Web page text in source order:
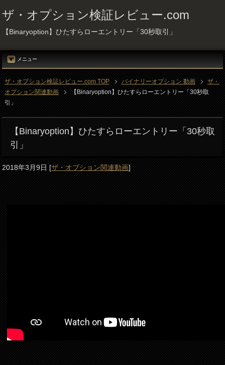
ザ・オプション検証レビュー.com
【Binaryoption】ひたすらローエントリー「30秒取引」
メニュー
ザ・オプション検証レビュー.com TOP バイナリーオプション 動画
ザ・
オプション関連動画
【Binaryoption】ひたすらローエントリー「30秒取
引」
【Binaryoption】ひたすらローエントリー「30秒取
引」
2018年3月9日[ザ・オプション関連動画]